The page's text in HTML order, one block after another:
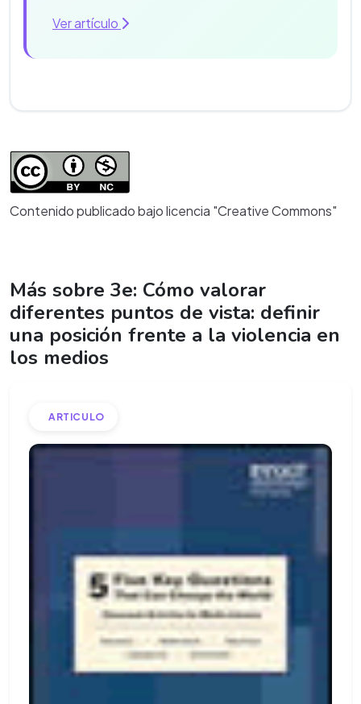
Ver artículo
Contenido publicado bajo licencia "Creative Commons"
Más sobre 3e: Cómo valorar
diferentes puntos de vista: definir
una posición frente a la violencia en
los medios
ARTICULO